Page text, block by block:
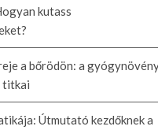
kutass
a bőrödön: a
titkai
Útmutató kezdőknek a